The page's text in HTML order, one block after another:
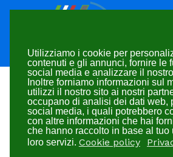
Utilizziamo i cookie per
contenuti e gli annunci, fornire le
social media e analizzare il
Inoltre forniamo informazioni sul
utilizzi il nostro sito ai nostri
occupano di analisi dei dati web,
social media, i quali potrebbero
con altre informazioni che hai
che hanno raccolto in base al tuo
loro servizi. Cookie policy